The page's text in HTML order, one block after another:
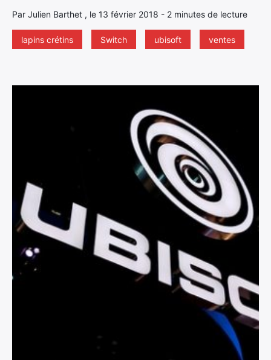
Par Julien Barthet , le 13 février 2018 - 2 minutes de lecture
lapins crétins Switch ubisoft ventes